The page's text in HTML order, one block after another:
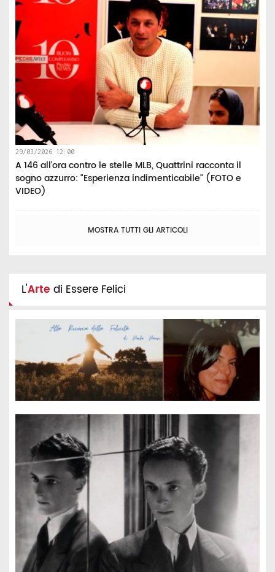
29/03/2026 12:00
A 146 all’ora contro le stelle MLB, Quattrini racconta il
sogno azzurro: "Esperienza indimenticabile" (FOTO e
VIDEO)
MOSTRA TUTTI GLI ARTICOLI
L'Arte di Essere Felici